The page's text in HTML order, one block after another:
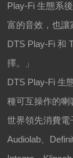
Play-Fi 生態系
富的音效，也讓
DTS Play-Fi 和
擇。」
DTS Play-Fi 生
種可互操作的喇
世界領先消費電
Audiolab、